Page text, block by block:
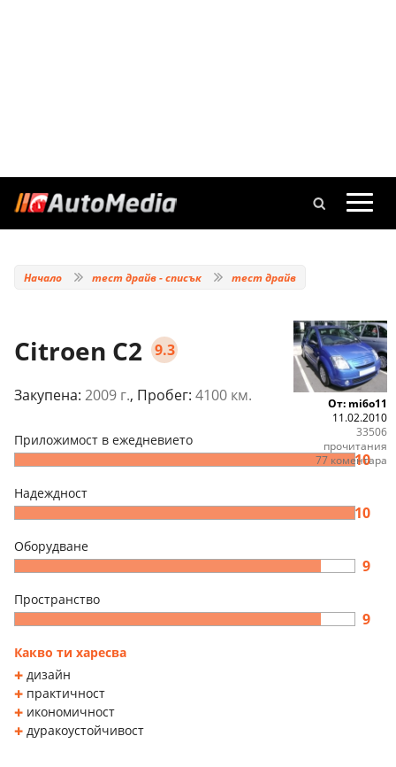
Начало тест драйв - списък тест драйв
Citroen C2 9.3
Закупена: 2009 г., Пробег: 4100 км.
Приложимост в ежедневието
10
Надеждност
10
Оборудване
9
Пространство
9
Какво ти харесва
дизайн
практичност
икономичност
дуракоустойчивост
От: mi6o11
11.02.2010
33506
прочитания
77 коментара